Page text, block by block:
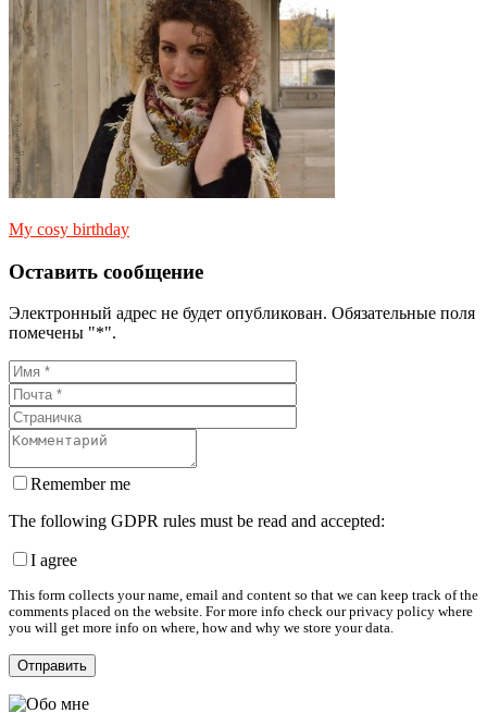
My cosy birthday
Оставить сообщение
Электронный адрес не будет опубликован. Обязательные поля
помечены "*".
Remember me
The following GDPR rules must be read and accepted:
I agree
This form collects your name, email and content so that we can keep track of the
comments placed on the website. For more info check our privacy policy where
you will get more info on where, how and why we store your data.